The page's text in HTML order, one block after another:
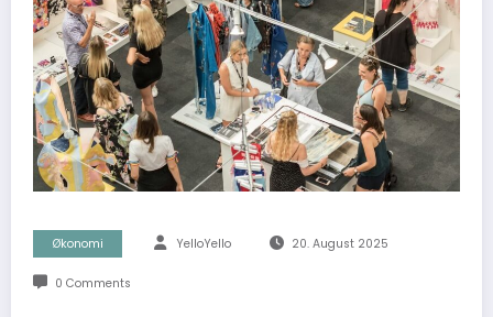
Økonomi YelloYello 20. August 2025
0 Comments